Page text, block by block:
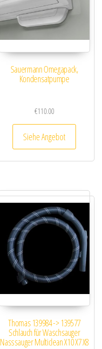
Sauermann Omegapack,
Kondensatpumpe
€110.00
Siehe Angebot
Thomas 139984 -> 139577
Schlauch für Waschsauger
Nasssauger Multiclean X10 X7 X8